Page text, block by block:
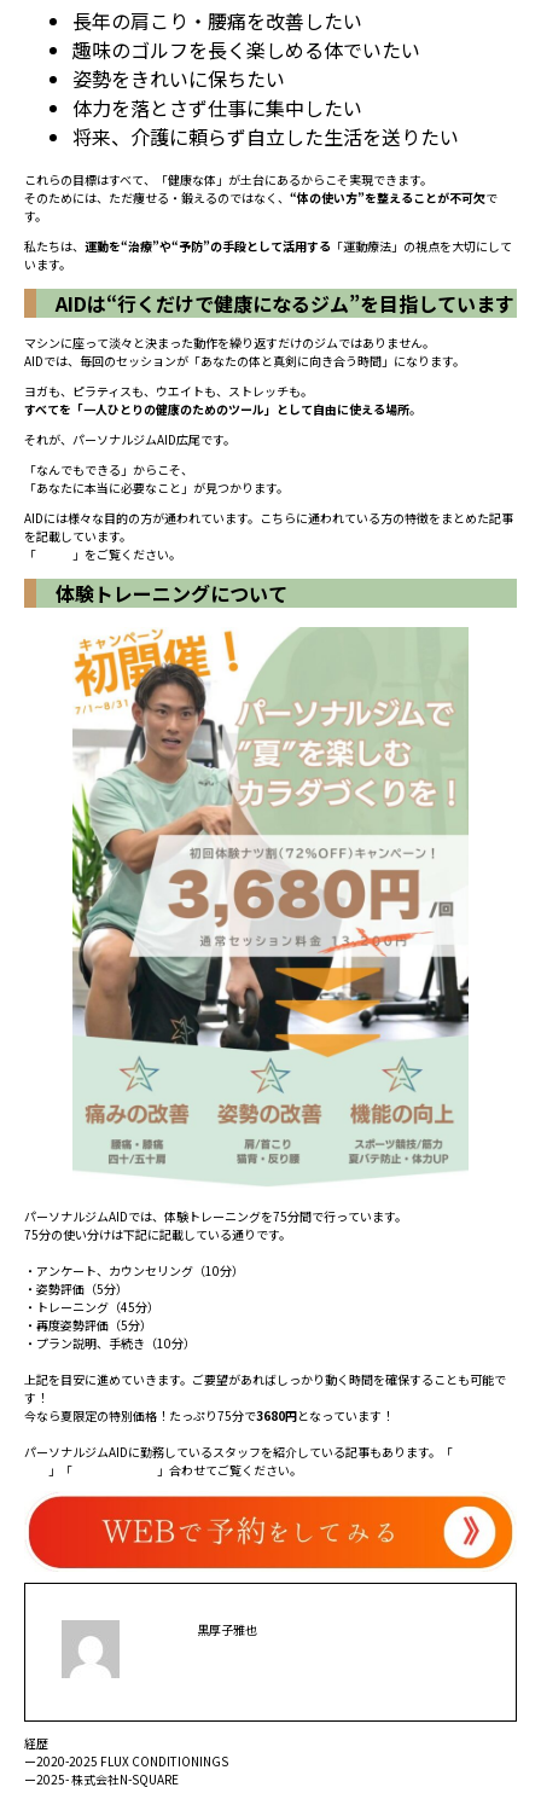
長年の肩こり・腰痛を改善したい
趣味のゴルフを長く楽しめる体でいたい
姿勢をきれいに保ちたい
体力を落とさず仕事に集中したい
将来、介護に頼らず自立した生活を送りたい
これらの目標はすべて、「健康な体」が土台にあるからこそ実現できます。
そのためには、ただ痩せる・鍛えるのではなく、 “体の使い方”を整えることが不可欠で
す。
私たちは、 運動を“治療”や“予防”の手段として活用する 「運動療法」の視点を大切にして
います。
AIDは“行くだけで健康になるジム”を目指しています
マシンに座って淡々と決まった動作を繰り返すだけのジムではありません。
AIDでは、毎回のセッションが「あなたの体と真剣に向き合う時間」になります。
ヨガも、ピラティスも、ウエイトも、ストレッチも。
すべてを「一人ひとりの健康のためのツール」として自由に使える場所。
それが、パーソナルジムAID広尾です。
「なんでもできる」からこそ、
「あなたに本当に必要なこと」が見つかります。
AIDには様々な目的の方が通われています。こちらに通われている方の特徴をまとめた記事
を記載しています。
「
」をご覧ください。
体験トレーニングについて
パーソナルジムAIDでは、体験トレーニングを75分間で行っています。
75分の使い分けは下記に記載している通りです。
・アンケート、カウンセリング（10分）
・姿勢評価（5分）
・トレーニング（45分）
・再度姿勢評価（5分）
・プラン説明、手続き（10分）
上記を目安に進めていきます。ご要望があればしっかり動く時間を確保することも可能で
す！
今なら夏限定の特別価格！たっぷり75分で3680円となっています！
パーソナルジムAIDに勤務しているスタッフを紹介している記事もあります。「
」「 」合わせてご覧ください。
黒厚子雅也
経歴
ー2020-2025 FLUX CONDITIONINGS
ー2025- 株式会社N-SQUARE